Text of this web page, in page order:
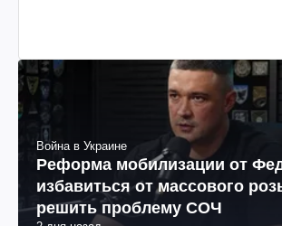
Война в Украине
Реформа мобилизации от
избавиться от массового
решить проблему СОЧ